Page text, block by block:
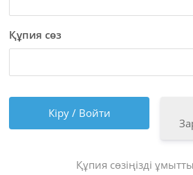
Құпия сөз
Құпия сөзіңізді